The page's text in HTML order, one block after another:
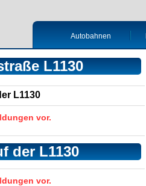
Autobahnen
L1130
L1130
vor.
der L1130
vor.